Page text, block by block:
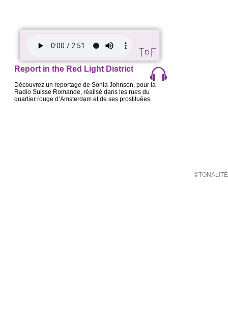
Report in the Red Light District
Découvrez un reportage de Sonia Johnson, pour la
Radio Suisse Romande, réalisé dans les rues du
quartier rouge d’Amsterdam et de ses prostituées.